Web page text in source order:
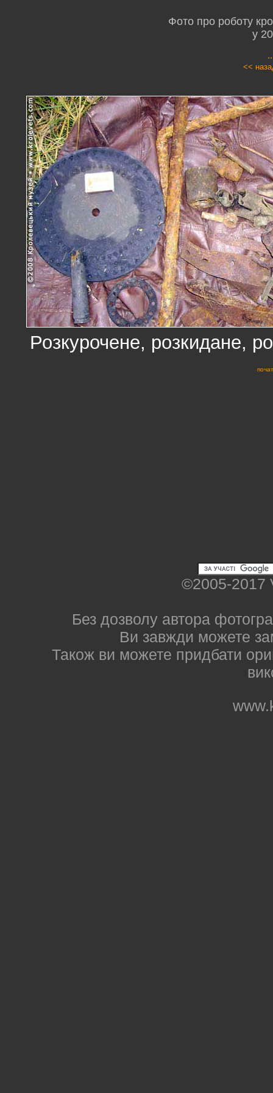
Фото про роботу
у
<<
Розкурочене, розкидане,
©2005-2017
Без дозволу автора
Ви завжди можете
Також ви можете придбати